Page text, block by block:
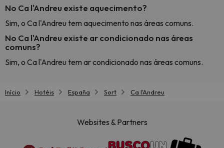
No Ca l'Andreu existe aquecimento?
Sim, o Ca l'Andreu tem aquecimento nas áreas comuns.
No Ca l'Andreu existe ar condicionado nas áreas
comuns?
Sim, o Ca l'Andreu tem ar condicionado nas áreas comuns.
Início Hotéis España Sort Ca l'Andreu
Websites & Partners